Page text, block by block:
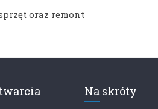
oraz remont
Na skróty